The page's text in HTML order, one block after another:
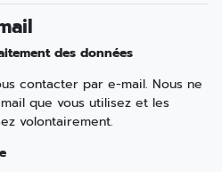
des données
contacter par e-mail. Nous ne
que vous utilisez et les
volontairement.